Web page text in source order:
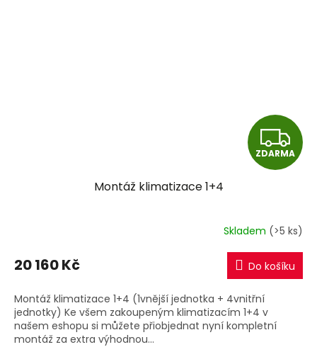
Z
D
R
M
A
ZDARMA
Montáž klimatizace 1+4
Skladem (>5 ks)
20 160 Kč Do košíku
Montáž klimatizace 1+4 (1vnější jednotka + 4vnitřní
jednotky) Ke všem zakoupeným klimatizacím 1+4 v
našem eshopu si můžete přiobjednat nyní kompletní
montáž za extra výhodnou...